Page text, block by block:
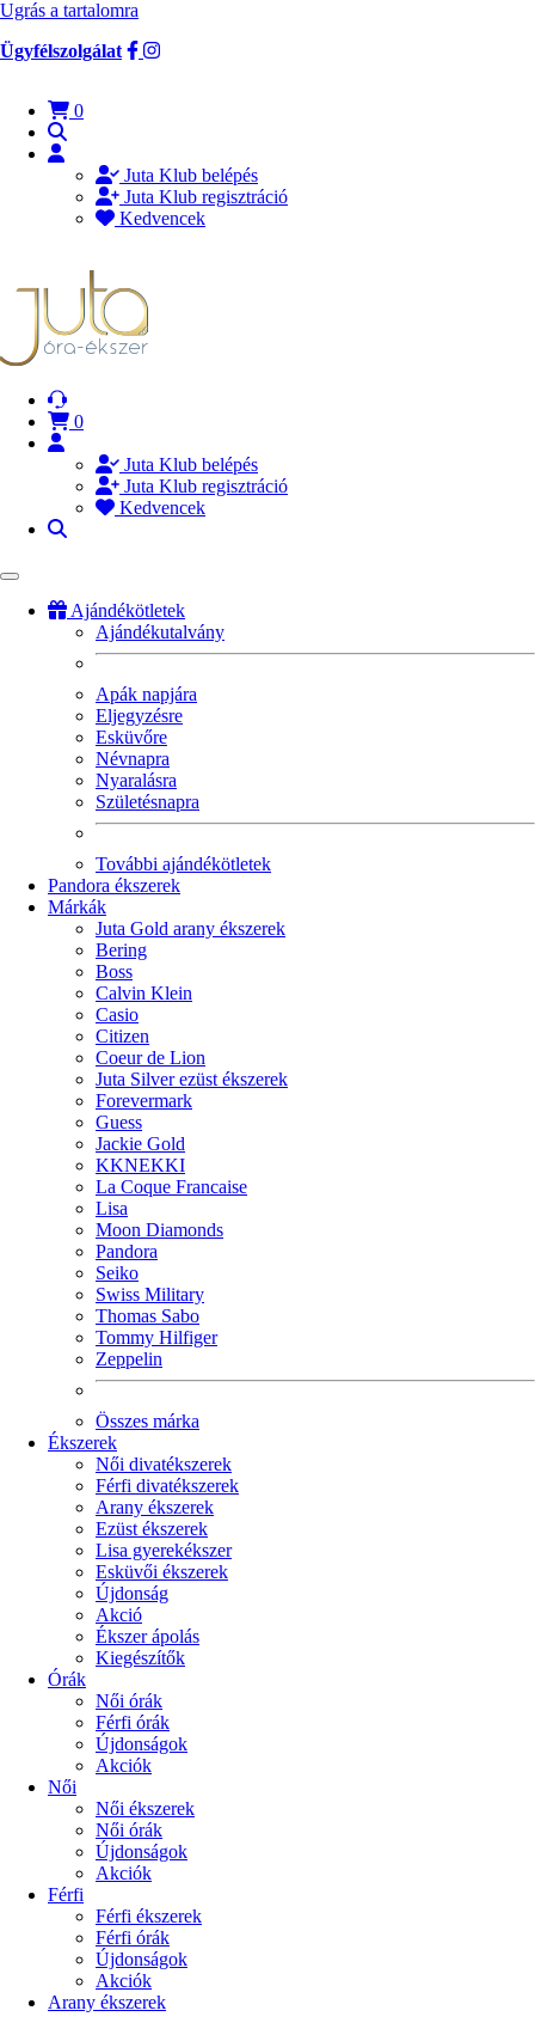
Ugrás a tartalomra
Ügyfélszolgálat
0
Juta Klub belépés
Juta Klub regisztráció
Kedvencek
0
Juta Klub belépés
Juta Klub regisztráció
Kedvencek
Ajándékötletek
Ajándékutalvány
Apák napjára
Eljegyzésre
Esküvőre
Névnapra
Nyaralásra
Születésnapra
További ajándékötletek
Pandora ékszerek
Márkák
Juta Gold arany ékszerek
Bering
Boss
Calvin Klein
Casio
Citizen
Coeur de Lion
Juta Silver ezüst ékszerek
Forevermark
Guess
Jackie Gold
KKNEKKI
La Coque Francaise
Lisa
Moon Diamonds
Pandora
Seiko
Swiss Military
Thomas Sabo
Tommy Hilfiger
Zeppelin
Összes márka
Ékszerek
Női divatékszerek
Férfi divatékszerek
Arany ékszerek
Ezüst ékszerek
Lisa gyerekékszer
Esküvői ékszerek
Újdonság
Akció
Ékszer ápolás
Kiegészítők
Órák
Női órák
Férfi órák
Újdonságok
Akciók
Női
Női ékszerek
Női órák
Újdonságok
Akciók
Férfi
Férfi ékszerek
Férfi órák
Újdonságok
Akciók
Arany ékszerek